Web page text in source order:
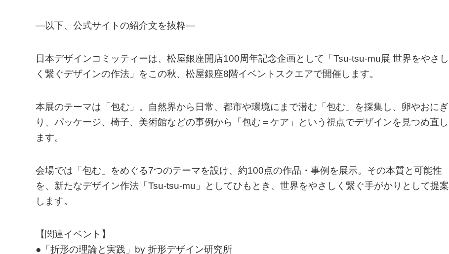
—以下、公式サイトの紹介文を抜粋—
日本デザインコミッティーは、松屋銀座開店100周年記念企画として「Tsu-tsu-mu展 世界をやさし
く繋ぐデザインの作法」をこの秋、松屋銀座8階イベントスクエアで開催します。
本展のテーマは「包む」。自然界から日常、都市や環境にまで潜む「包む」を採集し、卵やおにぎ
り、パッケージ、椅子、美術館などの事例から「包む＝ケア」という視点でデザインを見つめ直し
ます。
会場では「包む」をめぐる7つのテーマを設け、約100点の作品・事例を展示。その本質と可能性
を、新たなデザイン作法「Tsu-tsu-mu」としてひもとき、世界をやさしく繋ぐ手がかりとして提案
します。
【関連イベント】
●「折形の理論と実践」by 折形デザイン研究所